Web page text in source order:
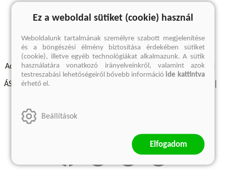
A keresett kifejezésre nincs találat
Adatvédelmi szabályzatok Elállási felmondási nyilatkozat
ÁSZF - Vásárlási feltételek
Ez a weboldal sütiket (cookie) használ
Weboldalunk tartalmának személyre szabott megjelenítése
és a böngészési élmény biztosítása érdekében sütiket
(cookie), illetve egyéb technológiákat alkalmazunk. A sütik
használatára vonatkozó irányelveinkről, valamint azok
testreszabási lehetőségeiről bővebb információide kattintva
érhető el.
Beállítások
Elfogadom